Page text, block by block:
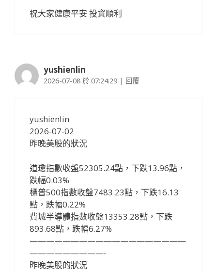
祝大家健康平安 投資順利
yushienlin
2026-07-08 於 07:24:29 | 回覆
yushienlin
2026-07-02
昨晚美股的狀況
道瓊指數收盤52305.24點，下跌13.96點，
跌幅0.03%
標普500指數收盤7483.23點，下跌16.13
點，跌幅0.22%
費城半導體指數收盤13353.28點，下跌
893.68點，跌幅6.27%
———————————————————
—————————-
昨晚美股的狀況